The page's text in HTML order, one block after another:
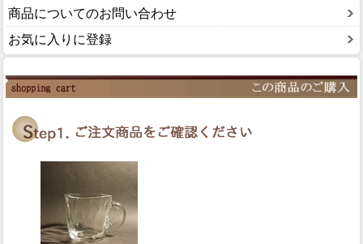
商品についてのお問い合わせ
お気に入りに登録